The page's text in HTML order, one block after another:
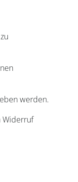
werden.
Widerruf